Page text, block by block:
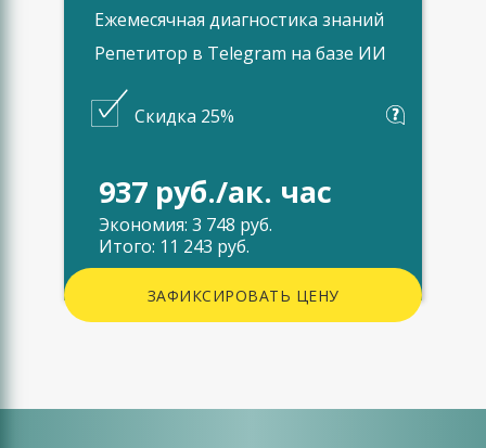
Ежемесячная диагностика знаний
Репетитор в Telegram на базе ИИ
Скидка 25%
937 руб./ак. час
Экономия: 3 748 руб.
Итого: 11 243 руб.
ЗАФИКСИРОВАТЬ ЦЕНУ